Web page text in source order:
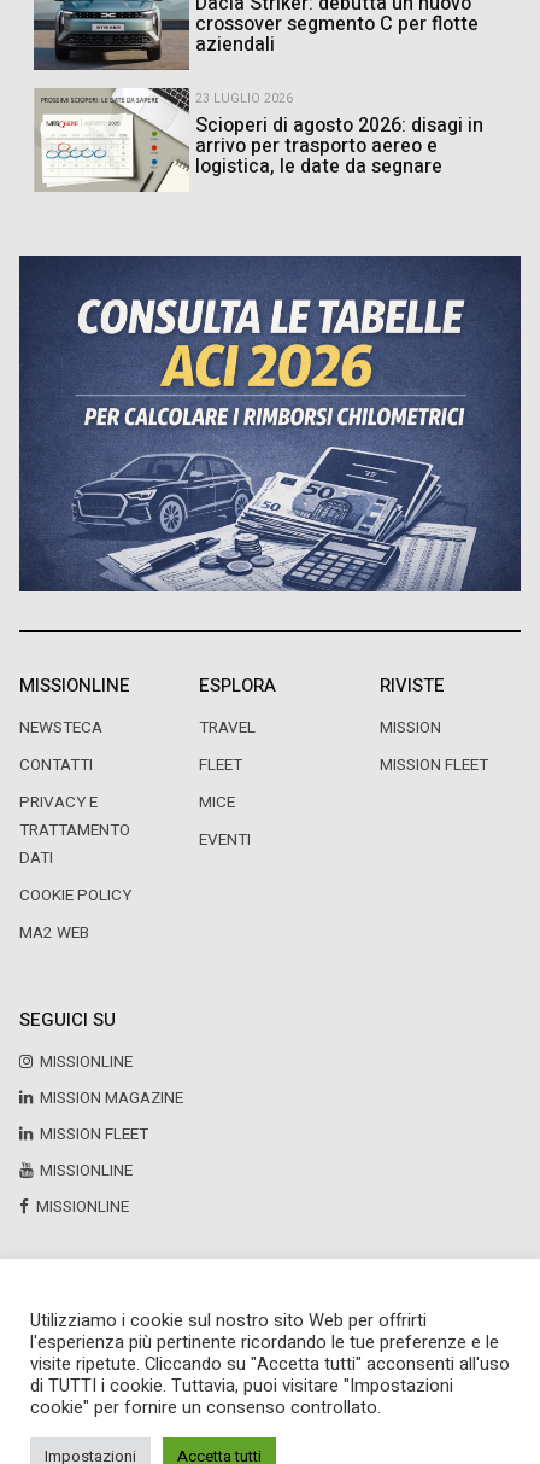
crossover segmento C per flotte
aziendali
23 LUGLIO 2026
Scioperi di agosto 2026: disagi in
arrivo per trasporto aereo e
logistica, le date da segnare
MISSIONLINE
NEWSTECA
CONTATTI
PRIVACY E
TRATTAMENTO
DATI
COOKIE POLICY
MA2 WEB
ESPLORA
TRAVEL
FLEET
MICE
EVENTI
RIVISTE
MISSION
MISSION FLEET
SEGUICI SU
MISSIONLINE
MISSION MAGAZINE
MISSION FLEET
MISSIONLINE
MISSIONLINE
Copyright © 2025 by Newsteca
P.Iva 13171520151
Newsteca S.r.l.
Via Larga, 6
Utilizziamo i cookie sul nostro sito Web per offrirti
l'esperienza più pertinente ricordando le tue preferenze e le
visite ripetute. Cliccando su "Accetta tutti" acconsenti all'uso
di TUTTI i cookie. Tuttavia, puoi visitare "Impostazioni
cookie" per fornire un consenso controllato.
Impostazioni Accetta tutti